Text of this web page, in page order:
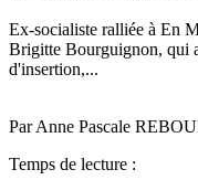
Ex-socialiste ralliée à En
Brigitte Bourguignon, qui
d'insertion,...
Par Anne Pascale
Temps de lecture :